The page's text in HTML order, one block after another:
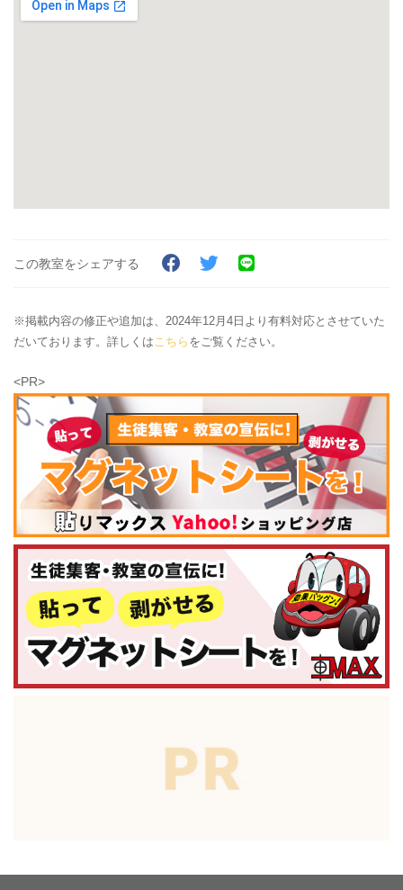
この教室をシェアする
※掲載内容の修正や追加は、2024年12月4日より有料対応とさせていた
だいております。詳しくは こちら をご覧ください。
<PR>